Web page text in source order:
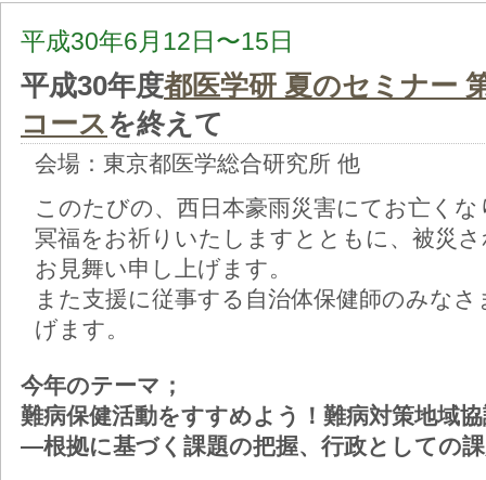
平成30年6月12日〜15日
平成30年度都医学研 夏のセミナー
コースを終えて
会場：東京都医学総合研究所 他
このたびの、西日本豪雨災害にてお亡く
冥福をお祈りいたしますとともに、被災
お見舞い申し上げます。
また支援に従事する自治体保健師のみな
げます。
今年のテーマ；
難病保健活動をすすめよう！難病対策地域
―根拠に基づく課題の把握、行政としての